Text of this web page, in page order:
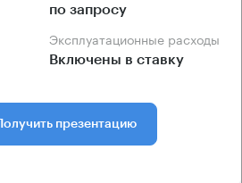
по запросу
Эксплуатационные расходы
Включены в ставку
Получить презентацию